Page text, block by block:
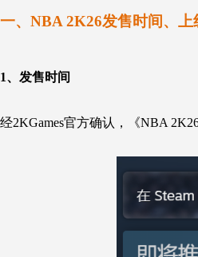
一、 NBA 2K26发售时间、
1、 发售时间
经2KGames官方确认，《NBA